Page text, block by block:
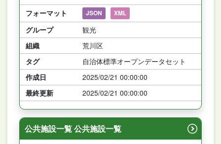
フォーマット
JSON XML
グループ
観光
組織
荒川区
タグ
自治体標準オープンデータセット
作成日
2025/02/21 00:00:00
最終更新
2025/02/21 00:00:00
公共施設一覧 公共施設一覧